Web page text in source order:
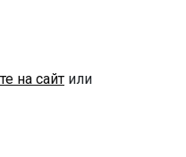
на сайт или